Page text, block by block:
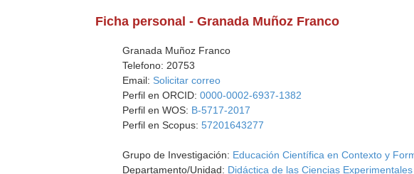
Ficha personal - Granada Muñoz Franco
Granada Muñoz Franco
Telefono: 20753
Email: Solicitar correo
Perfil en ORCID:0000-0002-6937-1382
Perfil en WOS: B-5717-2017
Perfil en Scopus:57201643277
Grupo de Investigación: Educación Científica en Contexto y
Departamento/Unidad: Didáctica de las Ciencias